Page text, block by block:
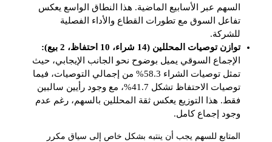
السهم عبر الأسابيع الماضية. هذا النطاق الواسع يعكس
تفاعل السوق مع تطورات القطاع والأداء الفصلية
للشركة.
توازن توصيات المحللين (14 شراء، 10 احتفاظ، 2 بيع):
الإجماع السوقي يميل بوضوح نحو الجانب الإيجابي، حيث
تمثل توصيات الشراء 58.3% من إجمالي التوصيات، فيما
توصيات الاحتفاظ تشكل 41.7%، مع وجود رأيين سالبين
فقط. هذا التوزيع يعكس ثقة المحللين بالسهم، رغم عدم
وجود إجماع كامل.
المتابع للسهم يجب أن ينتبه بشكل خاص إلى سياق مكرر